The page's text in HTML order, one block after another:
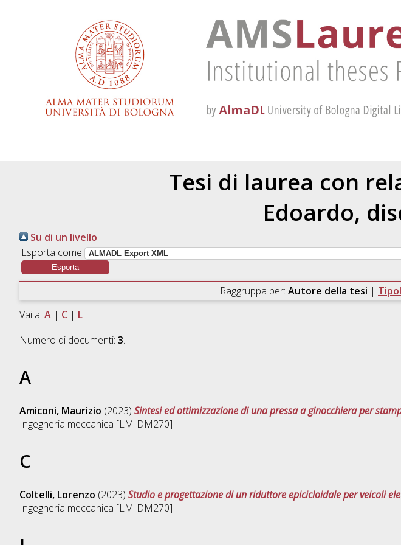
Tesi di laurea con
Edoardo,
Su di un livello
Esporta come
Raggruppa per: Autore della tesi |
Vai a: A| C| L
Numero di documenti: 3.
A
Amiconi, Maurizio (2023) Sintesi ed ottimizzazione di una pressa a ginocchiera per
Ingegneria meccanica [LM-DM270]
C
Coltelli, Lorenzo (2023) Studio e progettazione di un riduttore epicicloidale per veicoli
Ingegneria meccanica [LM-DM270]